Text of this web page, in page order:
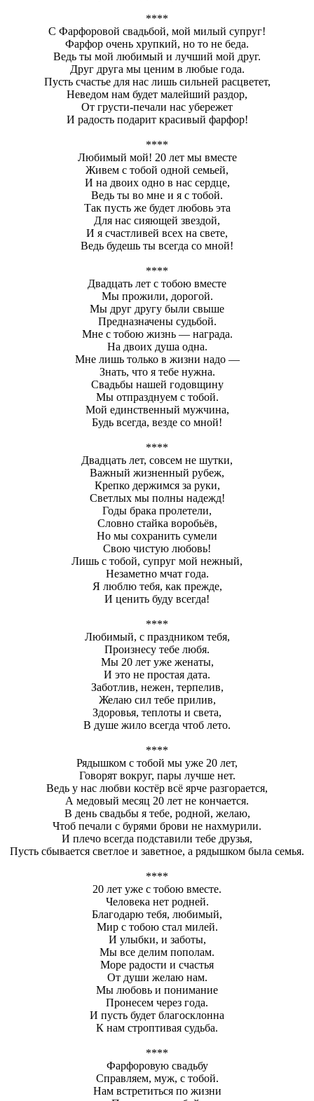
****
С Фарфоровой свадьбой, мой милый супруг!
Фарфор очень хрупкий, но то не беда.
Ведь ты мой любимый и лучший мой друг.
Друг друга мы ценим в любые года.
Пусть счастье для нас лишь сильней расцветет,
Неведом нам будет малейший раздор,
От грусти-печали нас убережет
И радость подарит красивый фарфор!
****
Любимый мой! 20 лет мы вместе
Живем с тобой одной семьей,
И на двоих одно в нас сердце,
Ведь ты во мне и я с тобой.
Так пусть же будет любовь эта
Для нас сияющей звездой,
И я счастливей всех на свете,
Ведь будешь ты всегда со мной!
****
Двадцать лет с тобою вместе
Мы прожили, дорогой.
Мы друг другу были свыше
Предназначены судьбой.
Мне с тобою жизнь — награда.
На двоих душа одна.
Мне лишь только в жизни надо —
Знать, что я тебе нужна.
Свадьбы нашей годовщину
Мы отпразднуем с тобой.
Мой единственный мужчина,
Будь всегда, везде со мной!
****
Двадцать лет, совсем не шутки,
Важный жизненный рубеж,
Крепко держимся за руки,
Светлых мы полны надежд!
Годы брака пролетели,
Словно стайка воробьёв,
Но мы сохранить сумели
Свою чистую любовь!
Лишь с тобой, супруг мой нежный,
Незаметно мчат года.
Я люблю тебя, как прежде,
И ценить буду всегда!
****
Любимый, с праздником тебя,
Произнесу тебе любя.
Мы 20 лет уже женаты,
И это не простая дата.
Заботлив, нежен, терпелив,
Желаю сил тебе прилив,
Здоровья, теплоты и света,
В душе жило всегда чтоб лето.
****
Рядышком с тобой мы уже 20 лет,
Говорят вокруг, пары лучше нет.
Ведь у нас любви костёр всё ярче разгорается,
А медовый месяц 20 лет не кончается.
В день свадьбы я тебе, родной, желаю,
Чтоб печали с бурями брови не нахмурили.
И плечо всегда подставили тебе друзья,
Пусть сбывается светлое и заветное, а рядышком была семья.
****
20 лет уже с тобою вместе.
Человека нет родней.
Благодарю тебя, любимый,
Мир с тобою стал милей.
И улыбки, и заботы,
Мы все делим пополам.
Море радости и счастья
От души желаю нам.
Мы любовь и понимание
Пронесем через года.
И пусть будет благосклонна
К нам строптивая судьба.
****
Фарфоровую свадьбу
Справляем, муж, с тобой.
Нам встретиться по жизни